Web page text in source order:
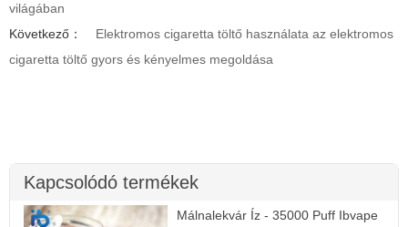
világában
Következő：
Elektromos cigaretta töltő használata az elektromos
cigaretta töltő gyors és kényelmes megoldása
Kapcsolódó termékek
Málnalekvár Íz - 35000 Puff Ibvape